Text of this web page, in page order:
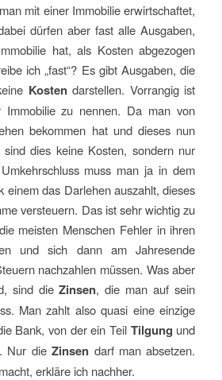
mit einer Immobilie erwirtschaftet,
dürfen aber fast alle Ausgaben,
hat, als Kosten abgezogen
ich „fast“? Es gibt Ausgaben, die
Kostendarstellen. Vorrangig ist
zu nennen. Da man von
bekommen hat und dieses nun
sind dies keine Kosten, sondern nur
muss man ja in dem
einem das Darlehen auszahlt, dieses
versteuern. Das ist sehr wichtig zu
meisten Menschen Fehler in ihren
und sich dann am Jahresende
nachzahlen müssen. Was aber
sind dieZinsen, die man auf sein
Man zahlt also quasi eine einzige
Bank, von der ein Teil Tilgung und
Nur dieZinsen darf man absetzen.
erkläre ich nachher.